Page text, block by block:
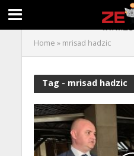
Home » mrisad hadzic
Tag - mrisad hadzic